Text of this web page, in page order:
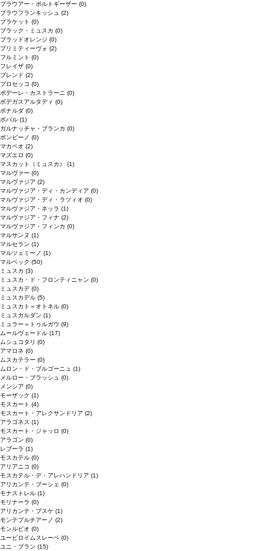
ブラウアー・ポルトギーザー (0)
ブラウフランキッシュ (2)
ブラケット (0)
ブラック・ミュスカ (0)
ブラッドオレンジ (0)
プリミティーヴォ (2)
フルミント (0)
フレイザ (0)
ブレンド (2)
プロセッコ (0)
ポデーレ・カストラーニ (0)
ボデガスアルタディ (0)
ボナルダ (0)
ボバル (1)
ガルナッチャ・ブランカ (0)
ボンビーノ (0)
マカベオ (2)
マズエロ (0)
マスカット（ミュスカ） (1)
マルヴァー (0)
マルヴァジア (2)
マルヴァジア・ディ・カンディア (0)
マルヴァジア・ディ・ラツィオ (0)
マルヴァジア・ネッラ (1)
マルヴァジア・フィナ (2)
マルヴァジア・フィンカ (0)
マルサンヌ (1)
マルセラン (1)
マルツェミーノ (1)
マルベック (50)
ミュスカ (3)
ミュスカ・ド・フロンティニャン (0)
ミュスカデ(0)
ミュスカデル (5)
ミュスカト＝オトネル (0)
ミュスカルダン (1)
ミュラー＝トゥルガウ (9)
ムールヴェードル (17)
ムシュコタリ (0)
アマロネ (0)
ムスカテラー (0)
ムロン・ド・ブルゴーニュ (1)
メルロー・ブラッシュ (0)
メンシア (0)
モーザック (1)
モスカート (4)
モスカート・アレクサンドリア (2)
アラゴネス (1)
モスカート・ジャッロ (0)
アラゴン (0)
レブーラ (1)
モスカテル (0)
アリアニコ (0)
モスカテル・デ・アレハンドリア (1)
アリカンテ・ブーシェ (0)
モナストレル (1)
モリナーラ (0)
アリカンテ・ブスケ (1)
モンテプルチアーノ (2)
モンルビオ (0)
ユービロイムスレーベ (0)
ユニ・ブラン (15)